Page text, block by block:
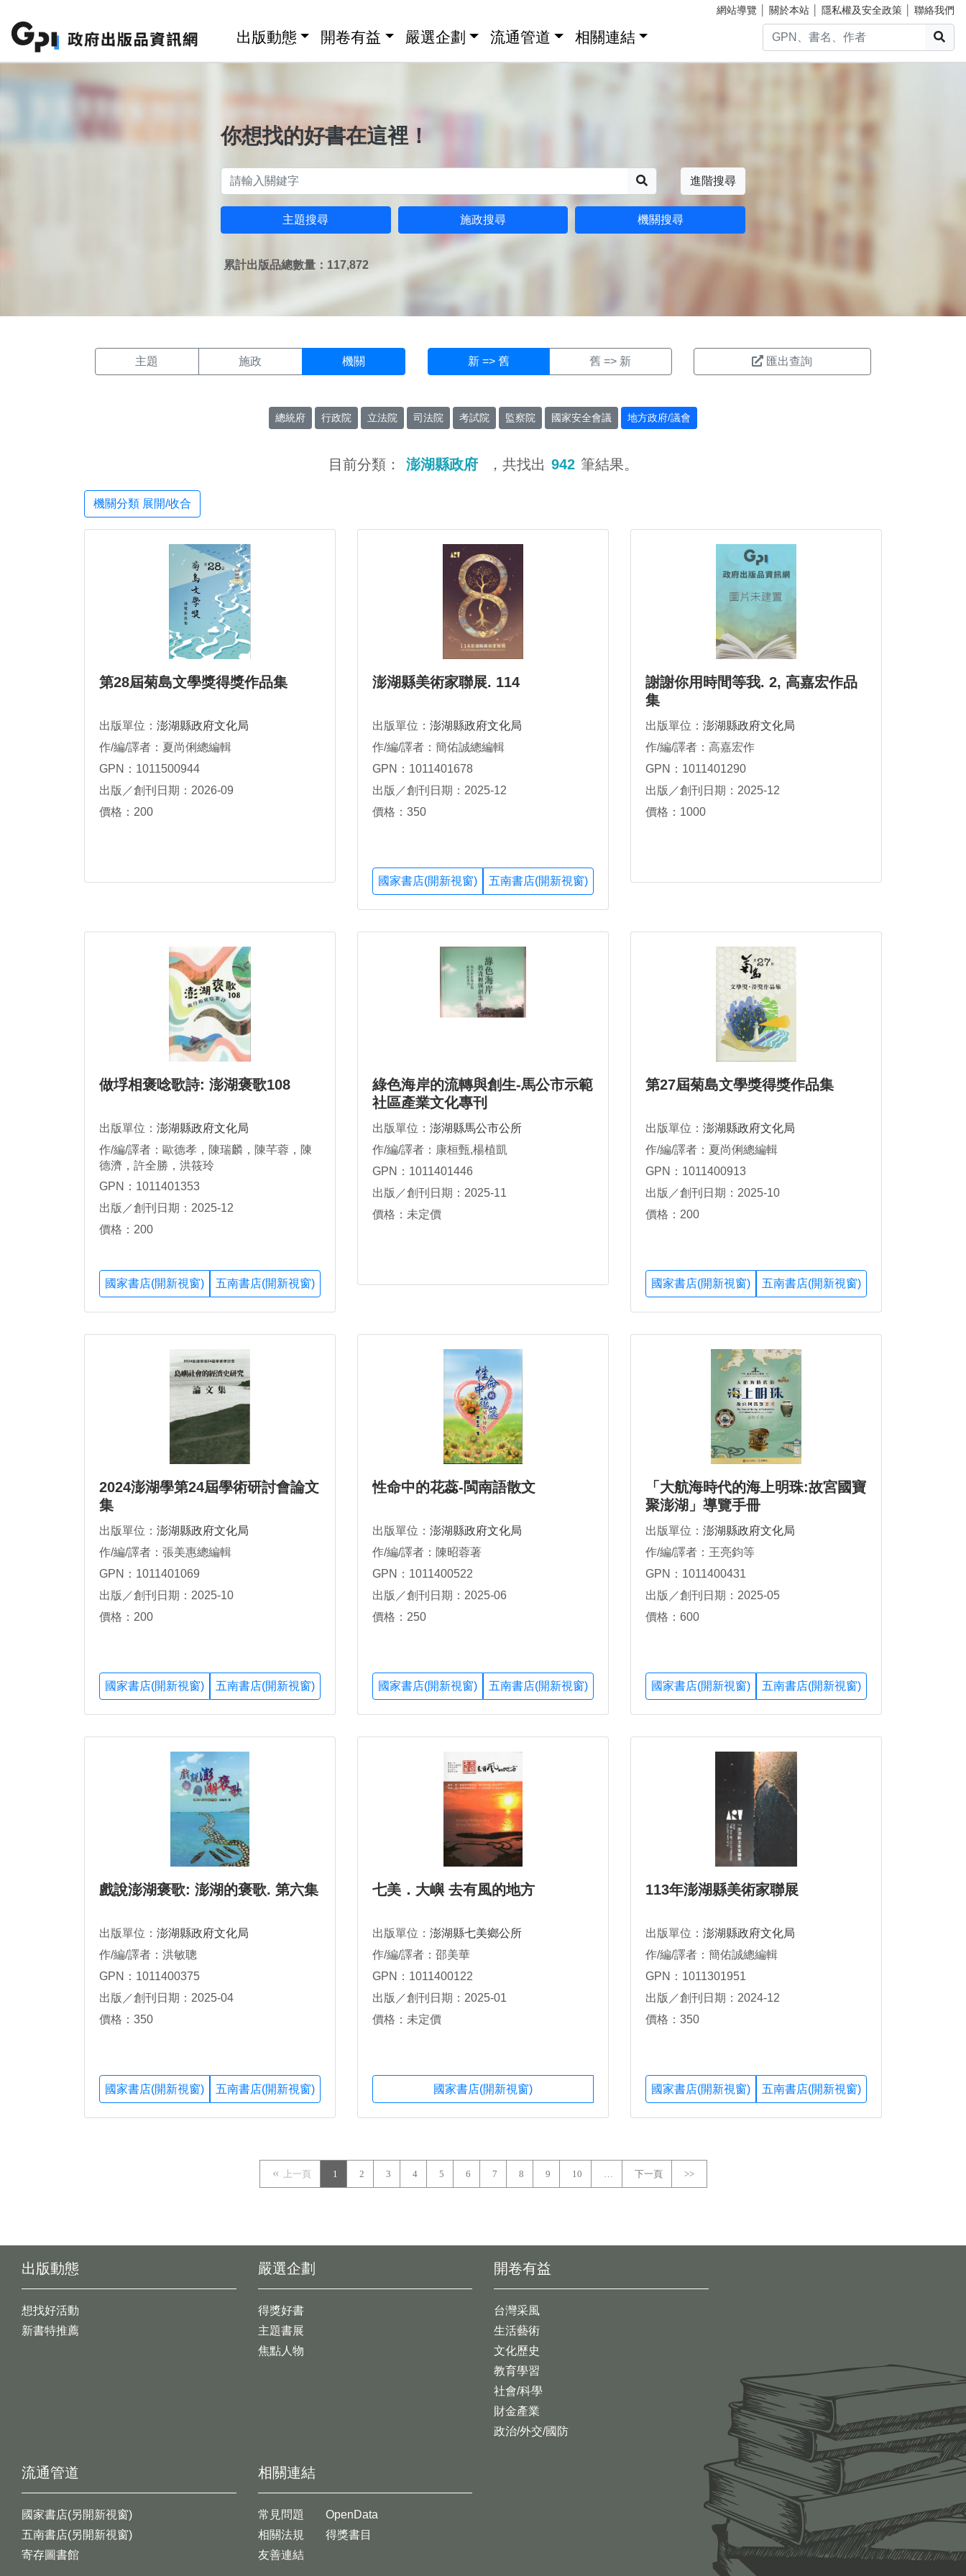
網站導覽 關於本站 隱私權及安全政策 聯絡我們
出版動態 開卷有益 嚴選企劃 流通管道 相關連結
你想找的好書在這裡！
進階搜尋
主題搜尋 施政搜尋 機關搜尋
累計出版品總數量：117,872
主題 施政 機關 新 => 舊 舊 => 新 匯出查詢
總統府 行政院 立法院 司法院 考試院 監察院 國家安全會議 地方政府/議會
目前分類： 澎湖縣政府 ，共找出 942 筆結果。
機關分類 展開/收合
第28屆菊島文學獎得獎作品集
出版單位： 澎湖縣政府文化局
作/編/譯者：夏尚俐總編輯
GPN：1011500944
出版／創刊日期：2026-09
價格：200
澎湖縣美術家聯展. 114
出版單位： 澎湖縣政府文化局
作/編/譯者：簡佑誠總編輯
GPN：1011401678
出版／創刊日期：2025-12
價格：350
國家書店(開新視窗) 五南書店(開新視窗)
謝謝你用時間等我. 2, 高嘉宏作品
集
出版單位： 澎湖縣政府文化局
作/編/譯者：高嘉宏作
GPN：1011401290
出版／創刊日期：2025-12
價格：1000
做垺相褒唸歌詩: 澎湖褒歌108
出版單位： 澎湖縣政府文化局
作/編/譯者：歐德孝，陳瑞麟，陳芊蓉，陳
德濟，許全勝，洪筱玲
GPN：1011401353
出版／創刊日期：2025-12
價格：200
國家書店(開新視窗) 五南書店(開新視窗)
綠色海岸的流轉與創生-馬公市示範
社區產業文化專刊
出版單位： 澎湖縣馬公市公所
作/編/譯者：康桓甄,楊植凱
GPN：1011401446
出版／創刊日期：2025-11
價格：未定價
第27屆菊島文學獎得獎作品集
出版單位： 澎湖縣政府文化局
作/編/譯者：夏尚俐總編輯
GPN：1011400913
出版／創刊日期：2025-10
價格：200
國家書店(開新視窗) 五南書店(開新視窗)
2024澎湖學第24屆學術研討會論文
集
出版單位： 澎湖縣政府文化局
作/編/譯者：張美惠總編輯
GPN：1011401069
出版／創刊日期：2025-10
價格：200
國家書店(開新視窗) 五南書店(開新視窗)
性命中的花蕊-閩南語散文
出版單位： 澎湖縣政府文化局
作/編/譯者：陳昭蓉著
GPN：1011400522
出版／創刊日期：2025-06
價格：250
國家書店(開新視窗) 五南書店(開新視窗)
「大航海時代的海上明珠:故宮國寶
聚澎湖」導覽手冊
出版單位： 澎湖縣政府文化局
作/編/譯者：王亮鈞等
GPN：1011400431
出版／創刊日期：2025-05
價格：600
國家書店(開新視窗) 五南書店(開新視窗)
戲說澎湖褒歌: 澎湖的褒歌. 第六集
出版單位： 澎湖縣政府文化局
作/編/譯者：洪敏聰
GPN：1011400375
出版／創刊日期：2025-04
價格：350
國家書店(開新視窗) 五南書店(開新視窗)
七美．大嶼 去有風的地方
出版單位： 澎湖縣七美鄉公所
作/編/譯者：邵美華
GPN：1011400122
出版／創刊日期：2025-01
價格：未定價
國家書店(開新視窗)
113年澎湖縣美術家聯展
出版單位： 澎湖縣政府文化局
作/編/譯者：簡佑誠總編輯
GPN：1011301951
出版／創刊日期：2024-12
價格：350
國家書店(開新視窗) 五南書店(開新視窗)
上一頁 1 2 3 4 5 6 7 8 9 10 下一頁 >>
出版動態
想找好活動
新書特推薦
開卷有益
台灣采風
生活藝術
文化歷史
教育學習
社會/科學
財金產業
政治/外交/國防
嚴選企劃
得獎好書
主題書展
焦點人物
流通管道
國家書店(另開新視窗)
五南書店(另開新視窗)
寄存圖書館
相關連結
常見問題
相關法規
友善連結
OpenData
得獎書目